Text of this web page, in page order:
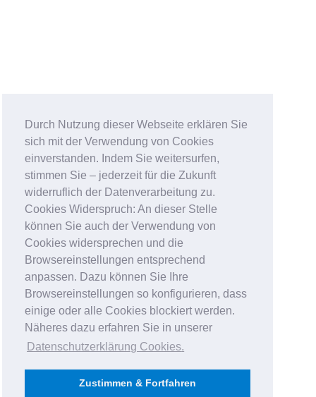
Durch Nutzung dieser Webseite erklären Sie
sich mit der Verwendung von Cookies
einverstanden. Indem Sie weitersurfen,
stimmen Sie – jederzeit für die Zukunft
widerruflich der Datenverarbeitung zu.
Cookies Widerspruch: An dieser Stelle
können Sie auch der Verwendung von
Cookies widersprechen und die
Browsereinstellungen entsprechend
anpassen. Dazu können Sie Ihre
Browsereinstellungen so konfigurieren, dass
einige oder alle Cookies blockiert werden.
Näheres dazu erfahren Sie in unserer
Datenschutzerklärung Cookies.
Zustimmen & Fortfahren